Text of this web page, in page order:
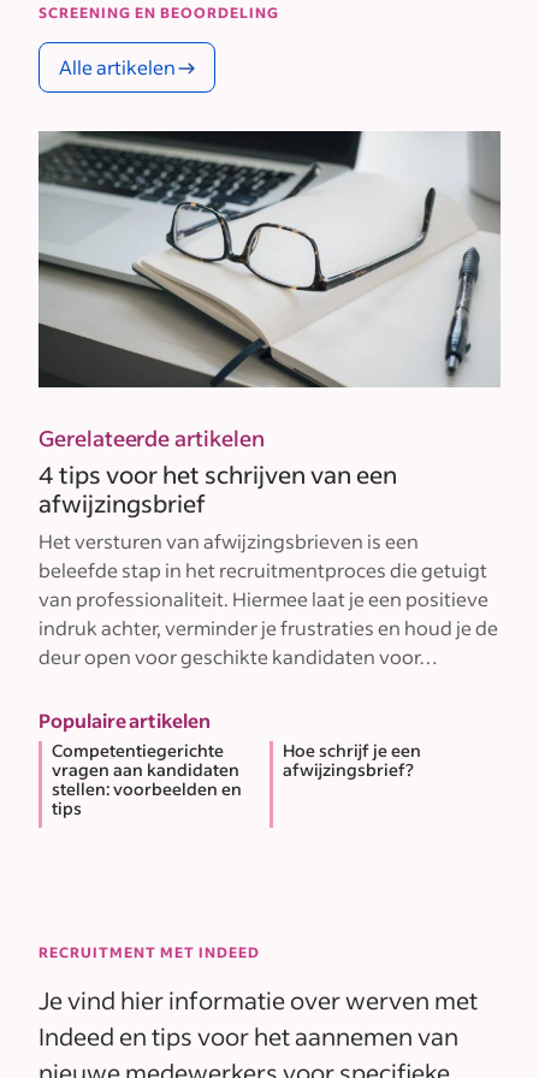
SCREENING EN BEOORDELING
Alle artikelen
Gerelateerde artikelen
4 tips voor het schrijven van een
afwijzingsbrief
Het versturen van afwijzingsbrieven is een
beleefde stap in het recruitmentproces die getuigt
van professionaliteit. Hiermee laat je een positieve
indruk achter, verminder je frustraties en houd je de
deur open voor geschikte kandidaten voor…
Populaire artikelen
Competentiegerichte
vragen aan kandidaten
stellen: voorbeelden en
tips
Hoe schrijf je een
afwijzingsbrief?
RECRUITMENT MET INDEED
Je vind hier informatie over werven met
Indeed en tips voor het aannemen van